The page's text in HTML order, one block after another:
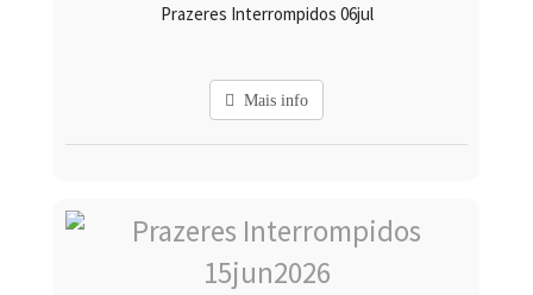
Prazeres Interrompidos 06jul
Mais info